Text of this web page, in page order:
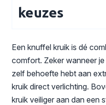
keuzes
Een knuffel kruik is dé
comfort. Zeker wanneer
zelf behoefte hebt aan
kruik direct verlichting.
kruik veiliger aan dan een